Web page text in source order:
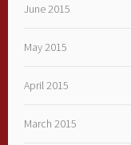
June 2015
May 2015
April 2015
March 2015